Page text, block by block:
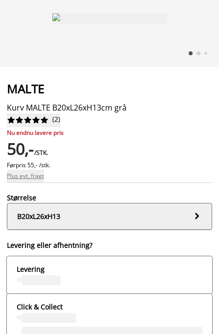
MALTE
Kurv MALTE B20xL26xH13cm grå





 (2)
Nu endnu lavere pris
50,-/STK.
Førpris55,- /stk.
Plus evt. fragt
Størrelse
B20xL26xH13

Levering eller afhentning?
Levering
Click & Collect